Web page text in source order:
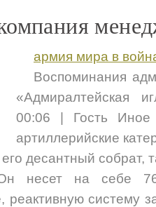
армия мира в
Воспоминания
«Адмиралтейская
00:06 | Гость Иное
артиллерийские
десант­ный собрат,
несет на себе
систему